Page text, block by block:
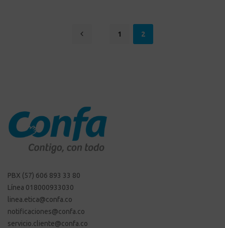
1 2
PBX (57) 606 893 33 80
Línea 018000933030
linea.etica@confa.co
notificaciones@confa.co
servicio.cliente@confa.co